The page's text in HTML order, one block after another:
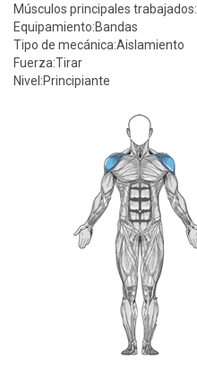
Músculos principales trabajados:
Equipamiento:Bandas
Tipo de mecánica:Aislamiento
Fuerza:Tirar
Nivel:Principiante